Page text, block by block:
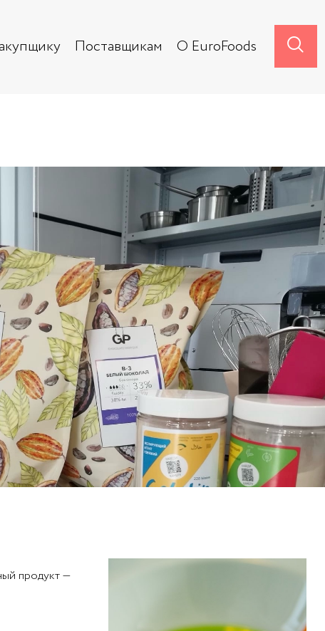
Поставщикам О EuroFoods
продукт —